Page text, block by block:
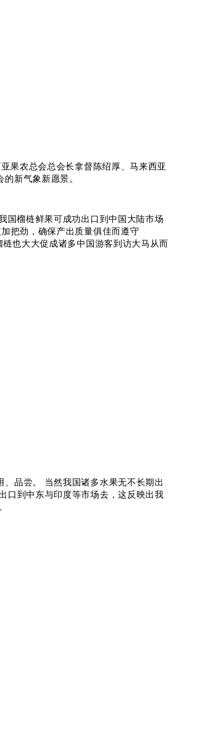
果农总会总会长拿督陈绍厚、马来西亚
新气象新愿景。
国榴梿鲜果可成功出口到中国大陆市场
把劲，确保产出质量俱佳而遵守
也大大促成诸多中国游客到访大马从而
品尝。 当然我国诸多水果无不长期出
口到中东与印度等市场去，这反映出我